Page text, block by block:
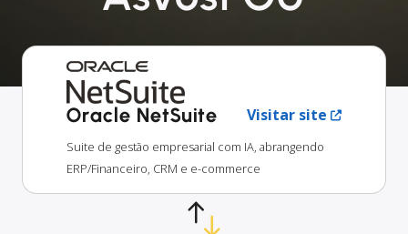
Oracle NetSuite Visitar site
Suite de gestão empresarial com IA, abrangendo
ERP/Financeiro, CRM e e-commerce